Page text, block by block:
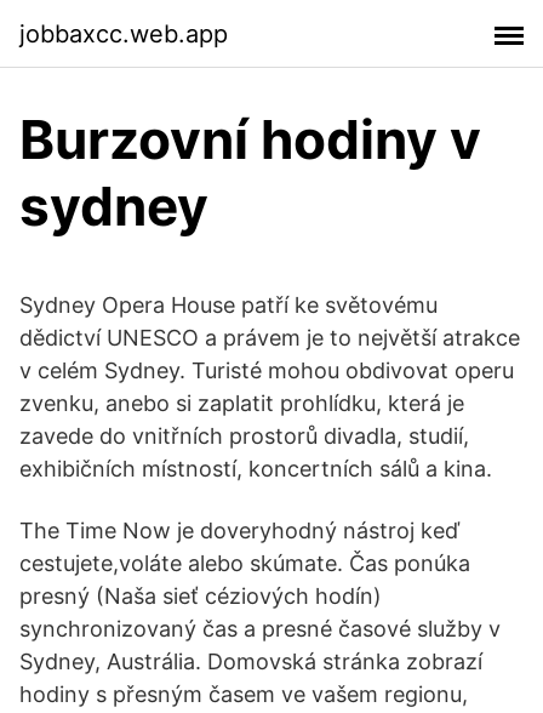
jobbaxcc.web.app
Burzovní hodiny v
sydney
Sydney Opera House patří ke světovému
dědictví UNESCO a právem je to největší atrakce
v celém Sydney. Turisté mohou obdivovat operu
zvenku, anebo si zaplatit prohlídku, která je
zavede do vnitřních prostorů divadla, studií,
exhibičních místností, koncertních sálů a kina.
The Time Now je doveryhodný nástroj keď
cestujete,voláte alebo skúmate. Čas ponúka
presný (Naša sieť céziových hodín)
synchronizovaný čas a presné časové služby v
Sydney, Austrália. Domovská stránka zobrazí
hodiny s přesným časem ve vašem regionu,